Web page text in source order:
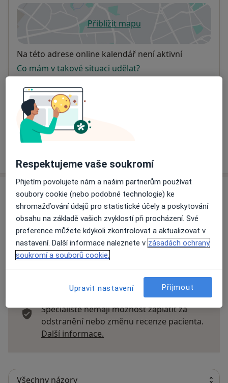
Přiblížit mapuse otevře v nové záložce
Dostupnost
Na této adrese online kalendář není aktivní
Co mám v takové situaci udělat?
Způsoby platby (soukromé návštěvy)
Na teto adrese lékař přijímá pacienty na pojišťovnu
Detaily
o adrese
Názory
Přidejte svůj názor
20 názorů
Recenze pacientů jsou pro nás důležité.
Specialisté nemají možnost zaplatit za
odstranění nebo změnu recenze pacienta.
Další informace.
Respektujeme vaše soukromí
Přijetím povolujete nám a našim partnerům používat
soubory cookie (nebo podobné technologie) ke
shromažďování údajů pro statistické účely a poskytování
obsahu na základě vašich zvyklostí při procházení. Své
preference můžete kdykoli zkontrolovat a aktualizovat v
nastavení. Další informace naleznete v zásadách ochrany
soukromí a souborů cookie.
Upravit nastavení Přijmout